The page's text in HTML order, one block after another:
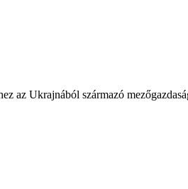
az Ukrajnából származó